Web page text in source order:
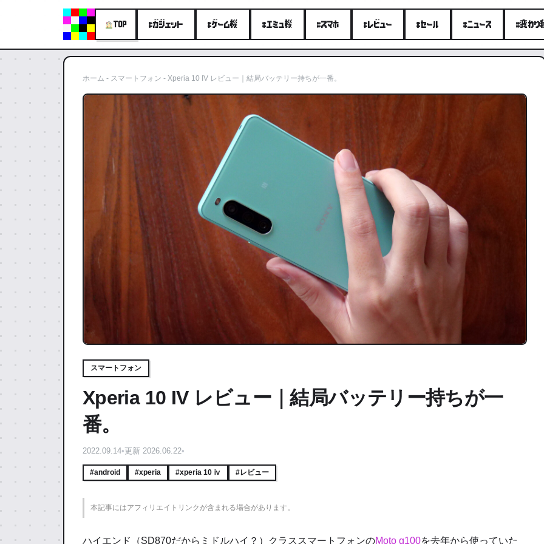
TOP #ガジェット #ゲーム機 #エミュ機 #スマホ #レビュー #セール #ニュース #変わり
ホーム - スマートフォン - Xperia 10 IV レビュー｜結局バッテリー持ちが一番。
スマートフォン
Xperia 10 IV レビュー｜結局バッテリー持ちが一
番。
2022.09.14•更新 2026.06.22•
#android #xperia #xperia 10 ⅳ #レビュー
本記事にはアフィリエイトリンクが含まれる場合があります。
ハイエンド（SD870だからミドルハイ？）クラススマートフォンのMoto g100を去年から使っていた